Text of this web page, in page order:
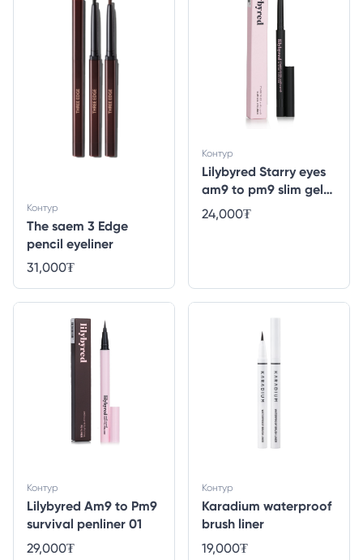
The saem 3 Edge
pencil eyeliner
Контур
31,000₮
Lilybyred Starry eyes
am9 to pm9 slim gel
eyeliner 01
Контур
24,000₮
Lilybyred Am9 to Pm9
survival penliner 01
Контур
29,000₮
Karadium waterproof
brush liner
Контур
19,000₮